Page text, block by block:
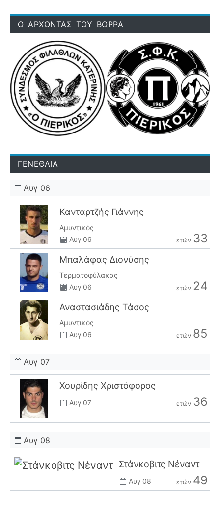
Ο ΑΡΧΟΝΤΑΣ ΤΟΥ ΒΟΡΡΑ
ΓΕΝΕΘΛΙΑ
Αυγ 06
Κανταρτζής Γιάννης
Αμυντικός
Αυγ 06
ετών 33
Μπαλάφας Διονύσης
Τερματοφύλακας
Αυγ 06
ετών 24
Αναστασιάδης Τάσος
Αμυντικός
Αυγ 06
ετών 85
Αυγ 07
Χουρίδης Χριστόφορος
Αυγ 07 ετών 36
Αυγ 08
Στάνκοβιτς Νέναντ
Αυγ 08 ετών 49